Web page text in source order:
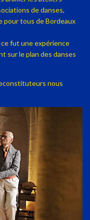
de danses,
pour tous de Bordeaux
fut une expérience
sur le plan des danses
nous